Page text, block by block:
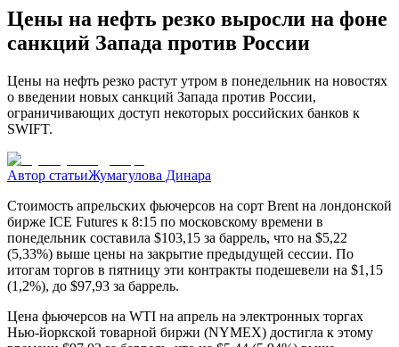
Цены на нефть резко выросли на фоне
санкций Запада против России
Цены на нефть резко растут утром в понедельник на новостях
о введении новых санкций Запада против России,
ограничивающих доступ некоторых российских банков к
SWIFT.
Автор статьиЖумагулова Динара
Стоимость апрельских фьючерсов на сорт Brent на лондонской
бирже ICE Futures к 8:15 по московскому времени в
понедельник составила $103,15 за баррель, что на $5,22
(5,33%) выше цены на закрытие предыдущей сессии. По
итогам торгов в пятницу эти контракты подешевели на $1,15
(1,2%), до $97,93 за баррель.
Цена фьючерсов на WTI на апрель на электронных торгах
Нью-йоркской товарной биржи (NYMEX) достигла к этому